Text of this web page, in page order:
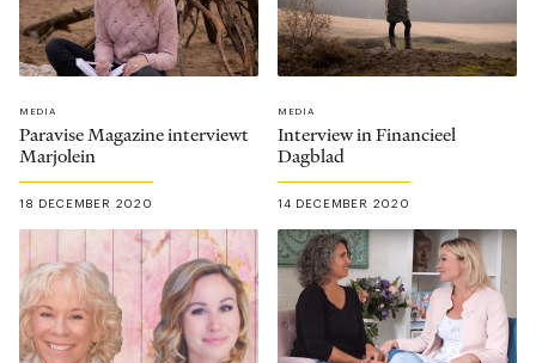
MEDIA
Paravise Magazine interviewt
Marjolein
18 DECEMBER 2020
MEDIA
Interview in Financieel
Dagblad
14 DECEMBER 2020